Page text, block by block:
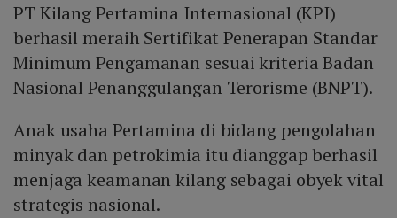
PT Kilang Pertamina Internasional (KPI)
berhasil meraih Sertifikat Penerapan Standar
Minimum Pengamanan sesuai kriteria Badan
Nasional Penanggulangan Terorisme (BNPT).
Anak usaha Pertamina di bidang pengolahan
minyak dan petrokimia itu dianggap berhasil
menjaga keamanan kilang sebagai obyek vital
strategis nasional.